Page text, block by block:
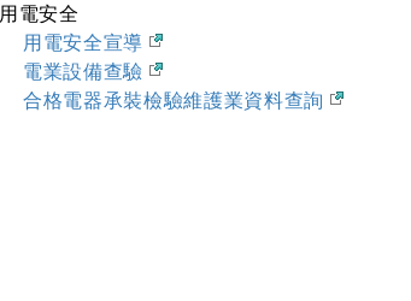
用電安全
用電安全宣導
電業設備查驗
合格電器承裝檢驗維護業資料查詢